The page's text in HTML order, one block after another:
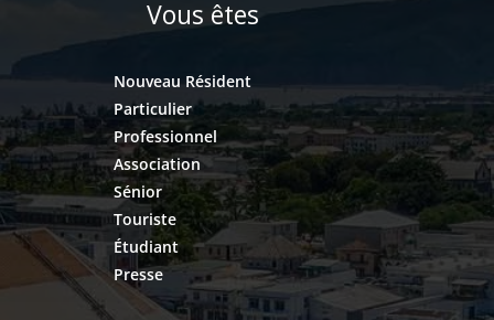
Vous êtes
Nouveau Résident
Particulier
Professionnel
Association
Sénior
Touriste
Étudiant
Presse